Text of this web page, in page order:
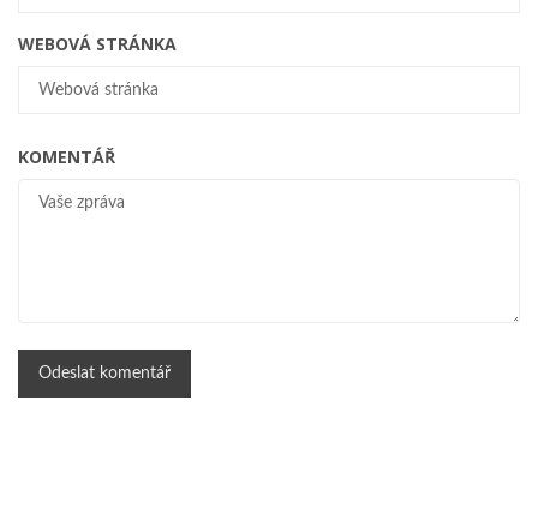
WEBOVÁ STRÁNKA
KOMENTÁŘ